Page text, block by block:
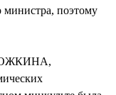
поэтому
ЛОЖКИНА,